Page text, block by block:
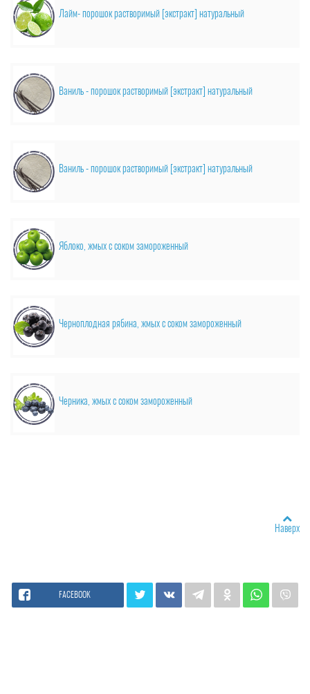
Лайм- порошок растворимый [экстракт] натуральный
Ваниль - порошок растворимый [экстракт] натуральный
Ваниль - порошок растворимый [экстракт] натуральный
Яблоко, жмых с соком замороженный
Черноплодная рябина, жмых с соком замороженный
Черника, жмых с соком замороженный
Наверх
FACEBOOK